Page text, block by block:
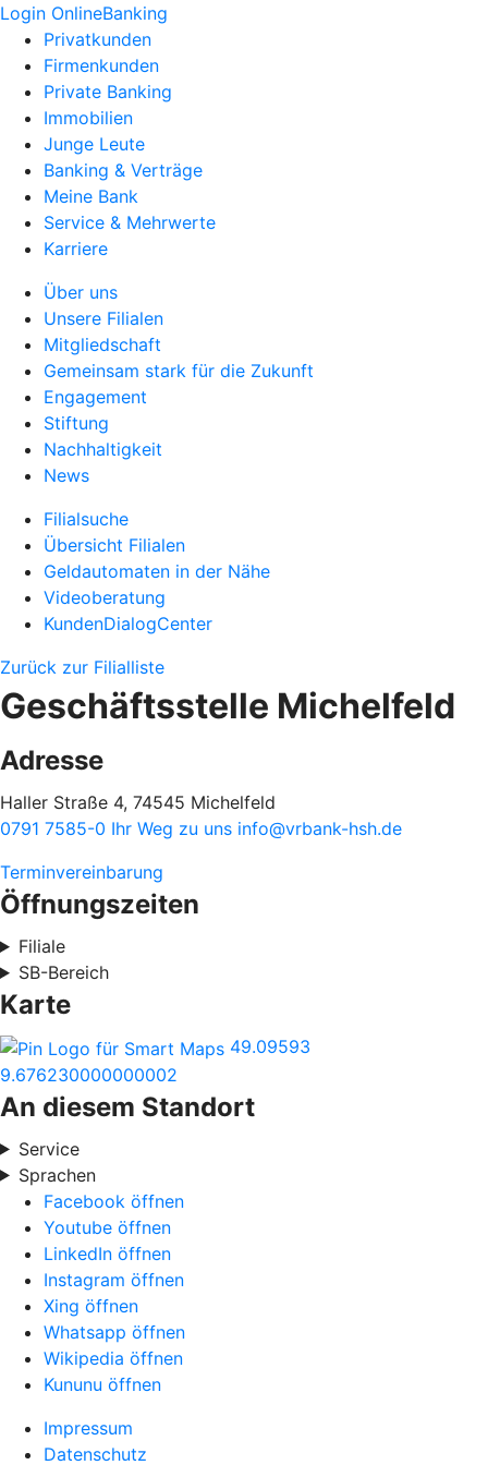
Login OnlineBanking
Privatkunden
Firmenkunden
Private Banking
Immobilien
Junge Leute
Banking & Verträge
Meine Bank
Service & Mehrwerte
Karriere
Über uns
Unsere Filialen
Mitgliedschaft
Gemeinsam stark für die Zukunft
Engagement
Stiftung
Nachhaltigkeit
News
Filialsuche
Übersicht Filialen
Geldautomaten in der Nähe
Videoberatung
KundenDialogCenter
Zurück zur Filialliste
Geschäftsstelle Michelfeld
Adresse
Haller Straße 4, 74545 Michelfeld
0791 7585-0 Ihr Weg zu uns info@vrbank-hsh.de
Terminvereinbarung
Öffnungszeiten
Filiale
SB-Bereich
Karte
49.09593
9.676230000000002
An diesem Standort
Service
Sprachen
Facebook öffnen
Youtube öffnen
LinkedIn öffnen
Instagram öffnen
Xing öffnen
Whatsapp öffnen
Wikipedia öffnen
Kununu öffnen
Impressum
Datenschutz